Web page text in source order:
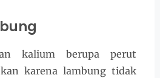
kalium berupa perut
karena lambung tidak